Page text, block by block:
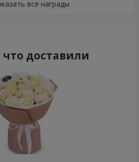
что доставили